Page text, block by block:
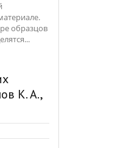
образцов
К. А.,